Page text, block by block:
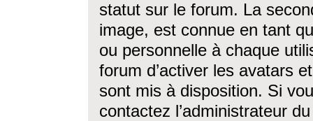
statut sur le forum. La
image, est connue en tant
ou personnelle à chaque
forum d’activer les avatars
sont mis à disposition. Si
contactez l’administrateur